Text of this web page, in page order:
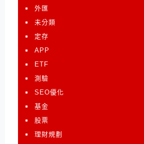
外匯
未分類
定存
APP
ETF
測驗
SEO優化
基金
股票
理財規劃